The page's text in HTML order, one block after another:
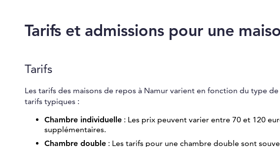
Tarifs et admissions pour une
Tarifs
Les tarifs des maisons de repos à Namur varient en fonction du type
tarifs typiques :
Chambre individuelle : Les prix peuvent varier entre 70 et 120
supplémentaires.
Chambre double : Les tarifs pour une chambre double sont